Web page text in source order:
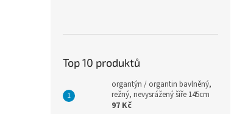
Top 10 produktů
organtýn / organtin bavlněný,
režný, nevysrážený šíře 145cm
97 Kč